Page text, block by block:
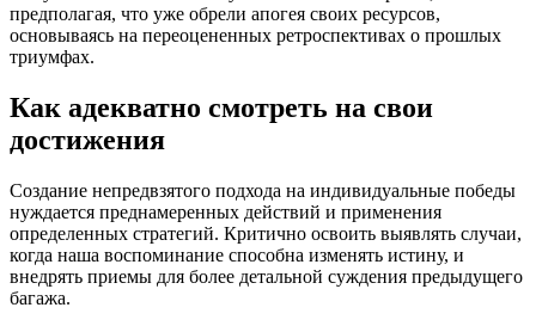
предполагая, что уже обрели апогея своих ресурсов,
основываясь на переоцененных ретроспективах о прошлых
триумфах.
Как адекватно смотреть на свои
достижения
Создание непредвзятого подхода на индивидуальные победы
нуждается преднамеренных действий и применения
определенных стратегий. Критично освоить выявлять случаи,
когда наша воспоминание способна изменять истину, и
внедрять приемы для более детальной суждения предыдущего
багажа.